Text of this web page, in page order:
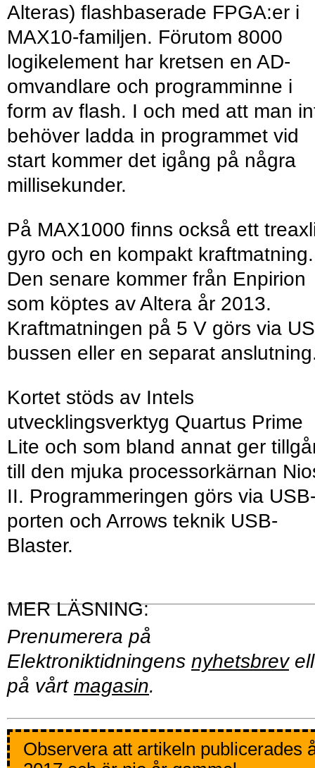
Alteras) flashbaserade FPGA:er i
MAX10-familjen. Förutom 8000
logikelement har kretsen en AD-
omvandlare och programminne i
form av flash. I och med att man
behöver ladda in programmet vid
start kommer det igång på några
millisekunder.
På MAX1000 finns också ett
gyro och en kompakt kraftmatning.
Den senare kommer från Enpirion
som köptes av Altera år 2013.
Kraftmatningen på 5 V görs via
bussen eller en separat
Kortet stöds av Intels
utvecklingsverktyg Quartus Prime
Lite och som bland annat ger
till den mjuka processorkärnan
II. Programmeringen görs via
porten och Arrows teknik USB-
Blaster.
Prenumerera på
Elektroniktidningens nyhetsbrev
på vårt magasin.
Observera att artikeln publicerades